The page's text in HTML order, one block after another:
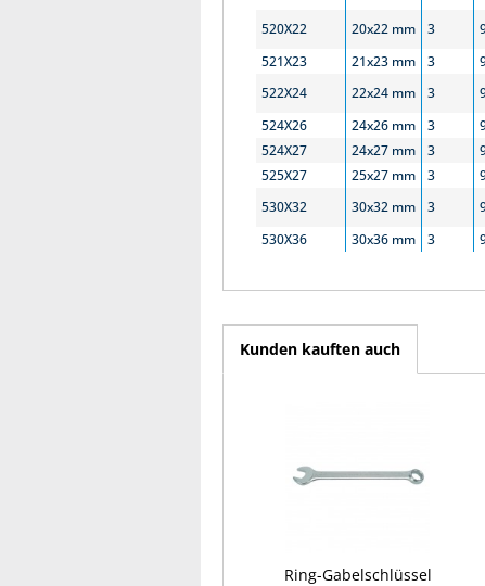
520X22 20x22 mm 3
521X23
21x23 mm 3
522X24
22x24 mm 3
524X26
24x26 mm 3
524X27
24x27 mm 3
525X27
25x27 mm 3
530X32
30x32 mm 3
530X36
30x36 mm 3
Kunden kauften auch
Ring-Gabelschlüssel